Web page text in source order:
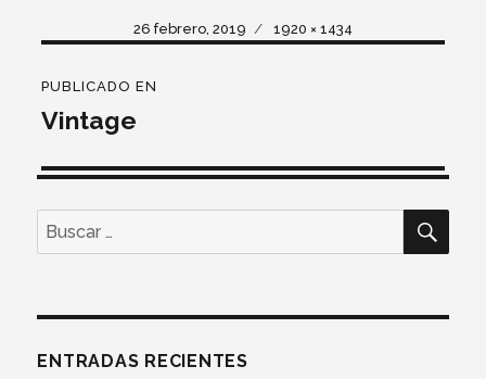
Publicado
26 febrero, 2019
Tamaño
1920 × 1434
de
entradas
PUBLICADO EN
Vintage
Buscar
por:
ENTRADAS RECIENTES